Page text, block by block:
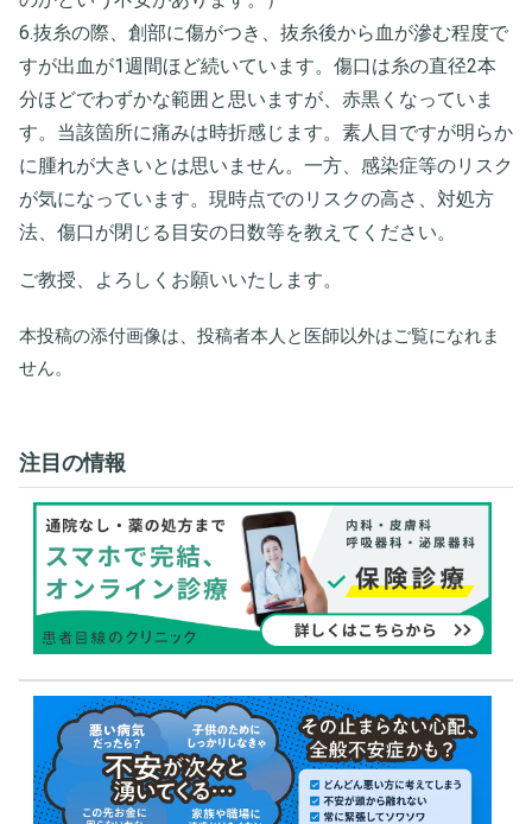
6.抜糸の際、創部に傷がつき、抜糸後から血が滲む程度で
すが出血が1週間ほど続いています。傷口は糸の直径2本
分ほどでわずかな範囲と思いますが、赤黒くなっていま
す。当該箇所に痛みは時折感じます。素人目ですが明らか
に腫れが大きいとは思いません。一方、感染症等のリスク
が気になっています。現時点でのリスクの高さ、対処方
法、傷口が閉じる目安の日数等を教えてください。
ご教授、よろしくお願いいたします。
本投稿の添付画像は、投稿者本人と医師以外はご覧になれま
せん。
注目の情報